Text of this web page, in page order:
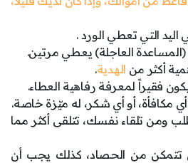
اليد التي تعطي الورد .
العاجلة) يعطي مرتين.
أكثر من الهدية.
فقيراً لمعرفة رفاهية العطاء.
أي مكافأة، أو أي شكر، له ميّزة خاصة.
ومن تلقاء نفسك، تتلقى أكثر مما
تتمكن من الحصاد، كذلك يجب أن